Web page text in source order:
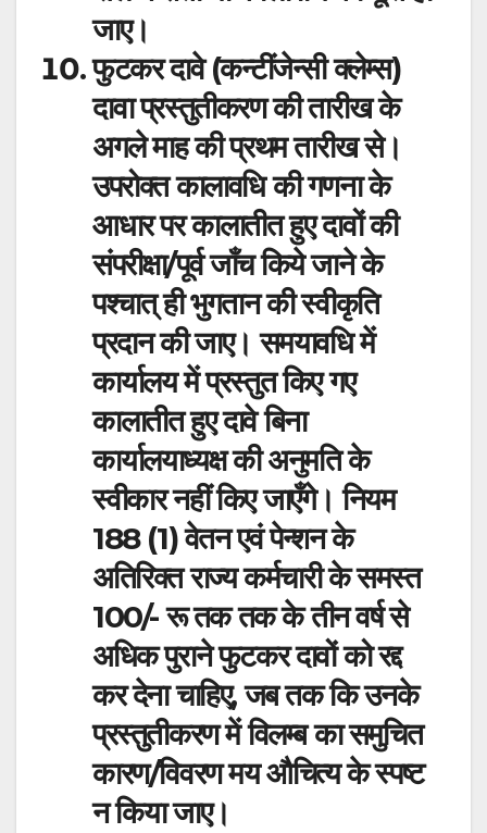
जाए।
फुटकर दावे (कन्टींजेन्सी क्लेम्स)
दावा प्रस्तुतीकरण की तारीख के
अगले माह की प्रथम तारीख से।
उपरोक्त कालावधि की गणना के
आधार पर कालातीत हुए दावों की
संपरीक्षा/पूर्व जाँच किये जाने के
पश्चात् ही भुगतान की स्वीकृति
प्रदान की जाए। समयावधि में
कार्यालय में प्रस्तुत किए गए
कालातीत हुए दावे बिना
कार्यालयाध्यक्ष की अनुमति के
स्वीकार नहीं किए जाएँगे। नियम
188 (1) वेतन एवं पेन्शन के
अतिरिक्त राज्य कर्मचारी के समस्त
100/- रू तक तक के तीन वर्ष से
अधिक पुराने फुटकर दावों को रद्द
कर देना चाहिए, जब तक कि उनके
प्रस्तुतीकरण में विलम्ब का समुचित
कारण/विवरण मय औचित्य के स्पष्ट
न किया जाए।